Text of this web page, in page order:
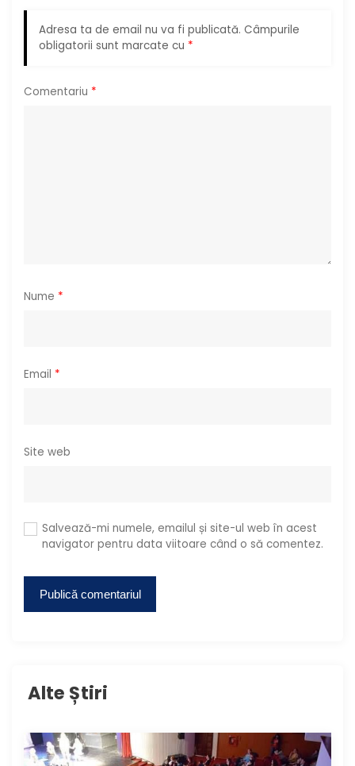
a
l
Adresa ta de email nu va fi publicată. Câmpurile
obligatorii sunt marcate cu *
Comentariu *
Nume *
Email *
Site web
Salvează-mi numele, emailul și site-ul web în acest
navigator pentru data viitoare când o să comentez.
Alte Știri